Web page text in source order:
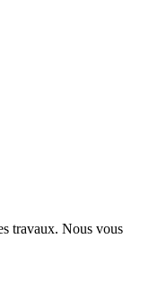
travaux. Nous vous